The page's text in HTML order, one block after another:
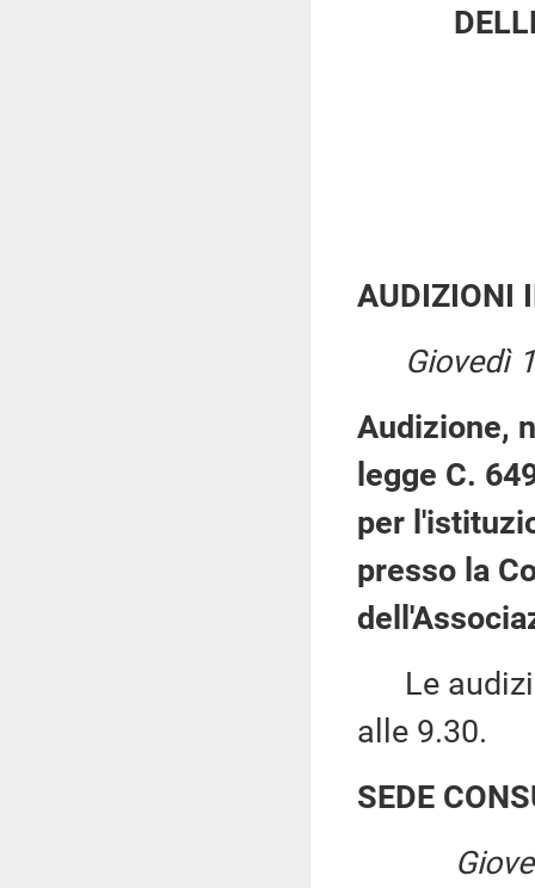
AUDIZIONI
Giovedì
Audizione,
legge C.
per
presso la
Le
alle 9.30.
SEDE